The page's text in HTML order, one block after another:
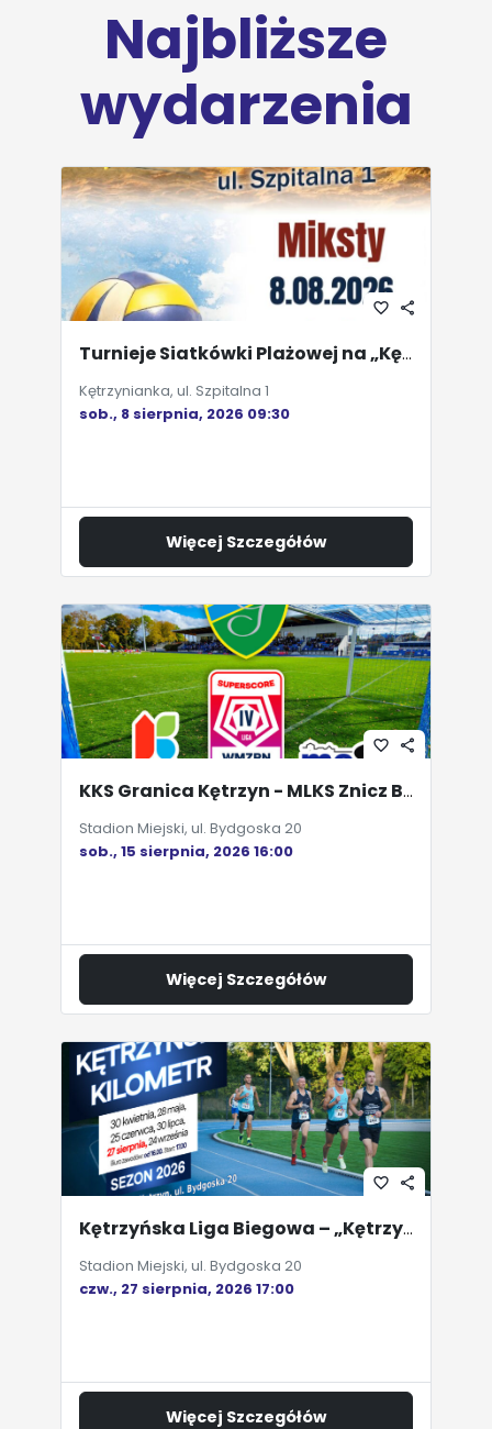
Najbliższe
wydarzenia
favorite_border share
Turnieje Siatkówki Plażowej na „Kętrzyniance” - Miksty
Kętrzynianka, ul. Szpitalna 1
sob., 8 sierpnia, 2026 09:30
Więcej Szczegółów
favorite_border share
KKS Granica Kętrzyn - MLKS Znicz Biała Piska
Stadion Miejski, ul. Bydgoska 20
sob., 15 sierpnia, 2026 16:00
Więcej Szczegółów
favorite_border share
Kętrzyńska Liga Biegowa – „Kętrzyński Kilometr”
Stadion Miejski, ul. Bydgoska 20
czw., 27 sierpnia, 2026 17:00
Więcej Szczegółów